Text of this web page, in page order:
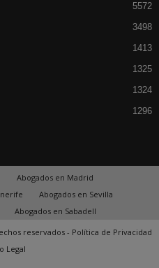
5572
3498
1413
1325
1324
1296
Abogados en Madrid
Abogados en Sevilla
Abogados en Sabadell
reservados - Política de Privacidad
Legal